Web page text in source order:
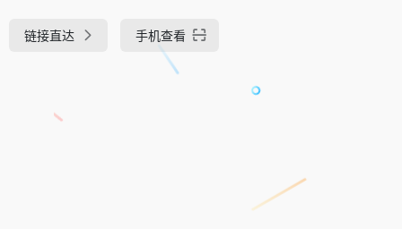
链接直达 手机查看